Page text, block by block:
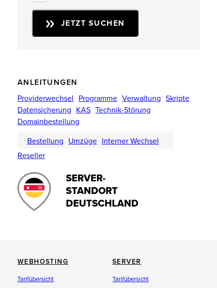
JETZT SUCHEN
ANLEITUNGEN
Providerwechsel Programme Verwaltung Skripte
Datensicherung KAS Technik-Störung
Domainbestellung
Bestellung Umzüge Interner Wechsel
Reseller
SERVER-
STANDORT
DEUTSCHLAND
WEBHOSTING
Tarifübersicht
SERVER
Tarifübersicht